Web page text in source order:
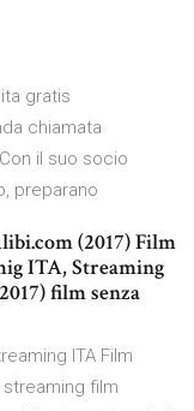
gratis
chiamata
il suo socio
preparano
(2017) Film
ITA, Streaming
film senza
ITA Film
film